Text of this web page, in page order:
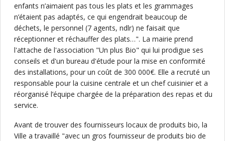
enfants n’aimaient pas tous les plats et les grammages
n’étaient pas adaptés, ce qui engendrait beaucoup de
déchets, le personnel (7 agents, ndlr) ne faisait que
réceptionner et réchauffer des plats…". La mairie prend
l'attache de l'association "Un plus Bio" qui lui prodigue ses
conseils et d'un bureau d'étude pour la mise en conformité
des installations, pour un coût de 300 000€. Elle a recruté un
responsable pour la cuisine centrale et un chef cuisinier et a
réorganisé l’équipe chargée de la préparation des repas et du
service.
Avant de trouver des fournisseurs locaux de produits bio, la
Ville a travaillé "avec un gros fournisseur de produits bio de